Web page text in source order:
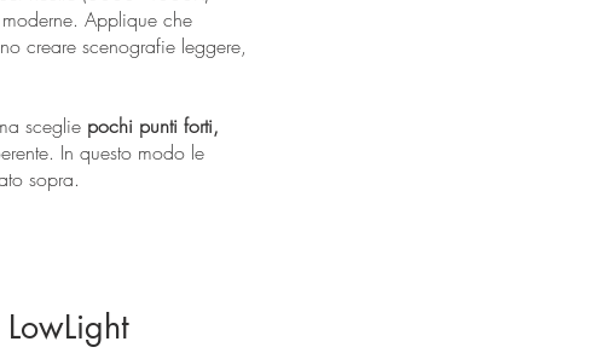
Applique che
creare scenografie leggere,
sceglie pochi punti forti,
In questo modo le
sopra.
LowLight